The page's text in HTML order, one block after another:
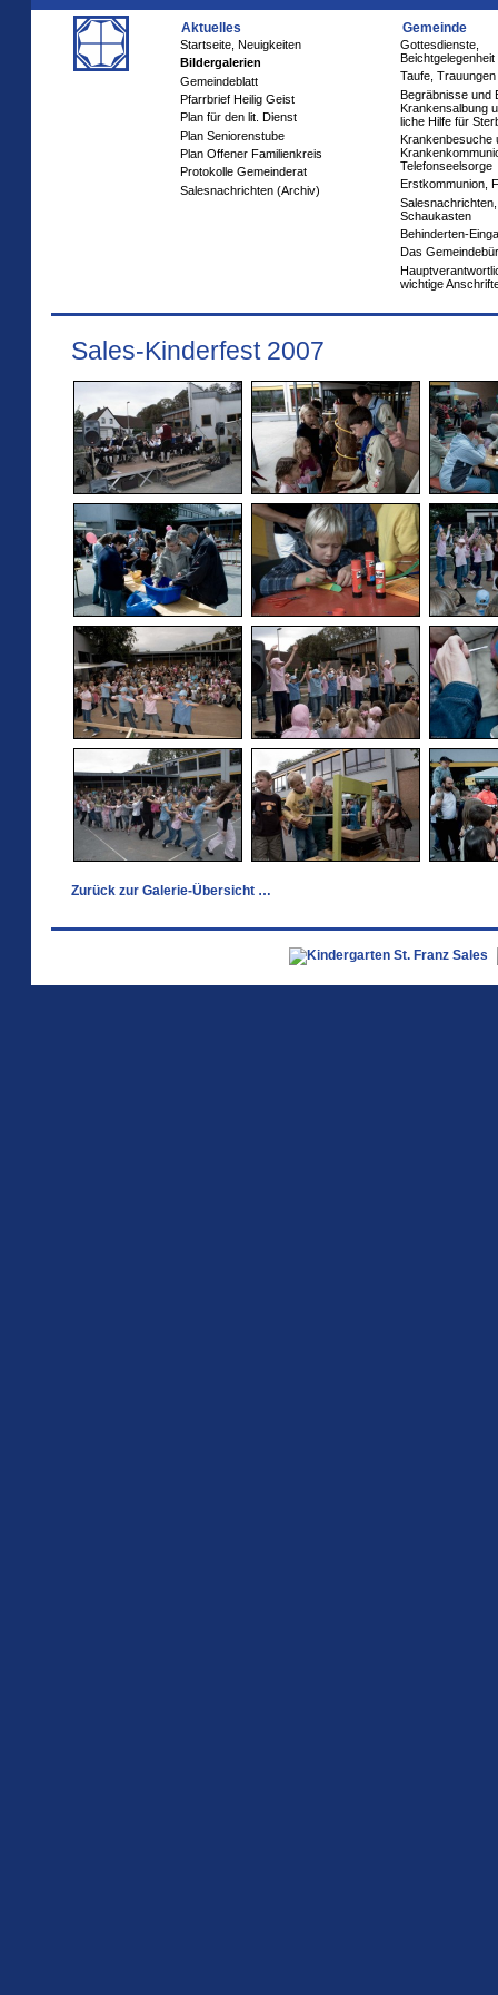
Aktuelles
Startseite, Neuigkeiten
Bildergalerien
Gemeindeblatt
Pfarrbrief Heilig Geist
Plan für den lit. Dienst
Plan Seniorenstube
Plan Offener Familienkreis
Protokolle Gemeinderat
Salesnachrichten (Archiv)
Gemeinde
Gottesdienste,
Beichtgelegenheit
Taufe, Trauungen
Begräbnisse und
Krankensalbung
liche Hilfe für
Krankenbesuche
Telefonseelsorge
Erstkommunion,
Salesnachrichten,
Schaukasten
Behinderten-
Das
wichtige
Sales-Kinderfest 2007
Zurück zur Galerie-Übersicht …